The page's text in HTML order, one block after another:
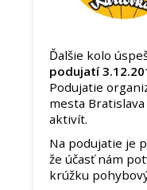
Ďalšie kolo
podujatí
Podujatie
mesta
aktivít.
Na podujatie je
že účasť nám
krúžku